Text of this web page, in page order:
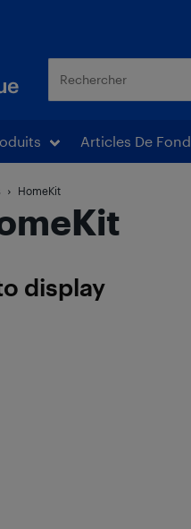
Articles De Fond
HomeKit
display